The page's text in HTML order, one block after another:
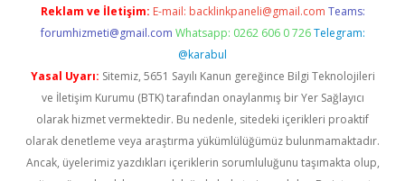
Reklam ve İletişim: E-mail: backlinkpaneli@gmail.com Teams:
forumhizmeti@gmail.com Whatsapp: 0262 606 0 726 Telegram:
@karabul
Yasal Uyarı: Sitemiz, 5651 Sayılı Kanun gereğince Bilgi Teknolojileri
ve İletişim Kurumu (BTK) tarafından onaylanmış bir Yer Sağlayıcı
olarak hizmet vermektedir. Bu nedenle, sitedeki içerikleri proaktif
olarak denetleme veya araştırma yükümlülüğümüz bulunmamaktadır.
Ancak, üyelerimiz yazdıkları içeriklerin sorumluluğunu taşımakta olup,